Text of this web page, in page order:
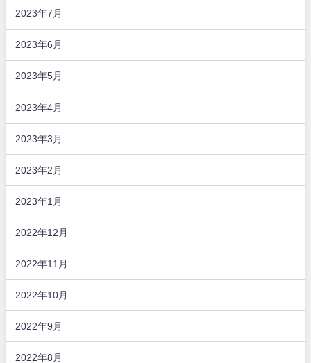
2023年7月
2023年6月
2023年5月
2023年4月
2023年3月
2023年2月
2023年1月
2022年12月
2022年11月
2022年10月
2022年9月
2022年8月